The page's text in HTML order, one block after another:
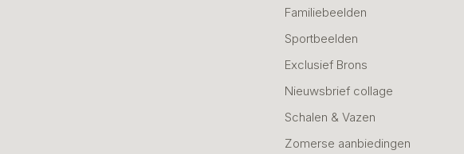
Familiebeelden
Sportbeelden
Exclusief Brons
Nieuwsbrief collage
Schalen & Vazen
Zomerse aanbiedingen